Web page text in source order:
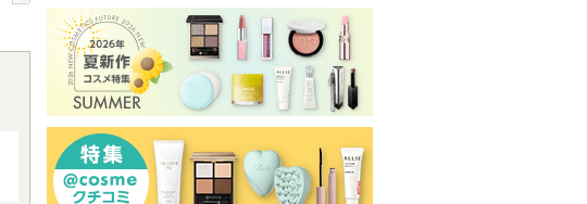
ショッピン
グサイトへ